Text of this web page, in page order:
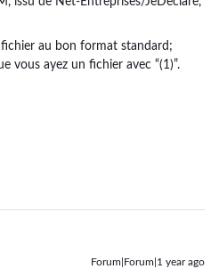
au bon format standard;
vous ayez un fichier avec “(1)”.
Forum|Forum|1 year ago